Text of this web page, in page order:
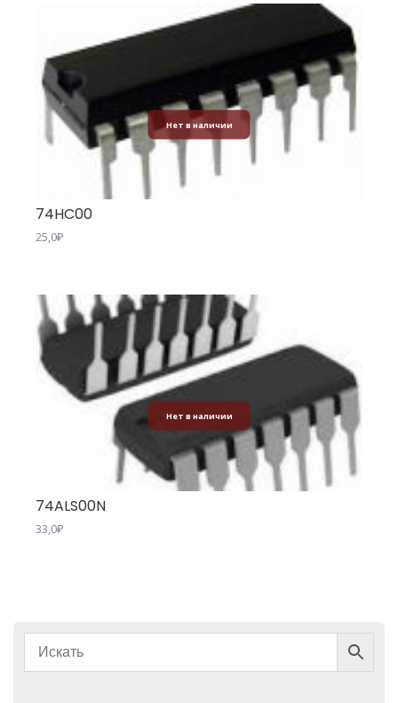
Нет в наличии
74HC00
25,0₽
Нет в наличии
74ALS00N
33,0₽